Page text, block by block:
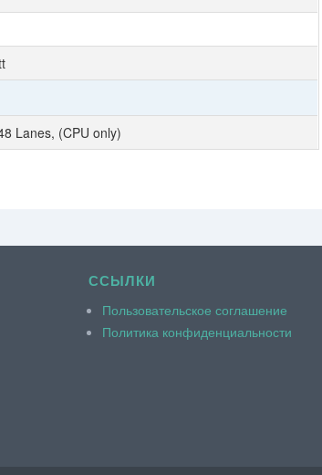
Lanes, (CPU only)
ССЫЛКИ
Пользовательское соглашение
Политика конфиденциальности